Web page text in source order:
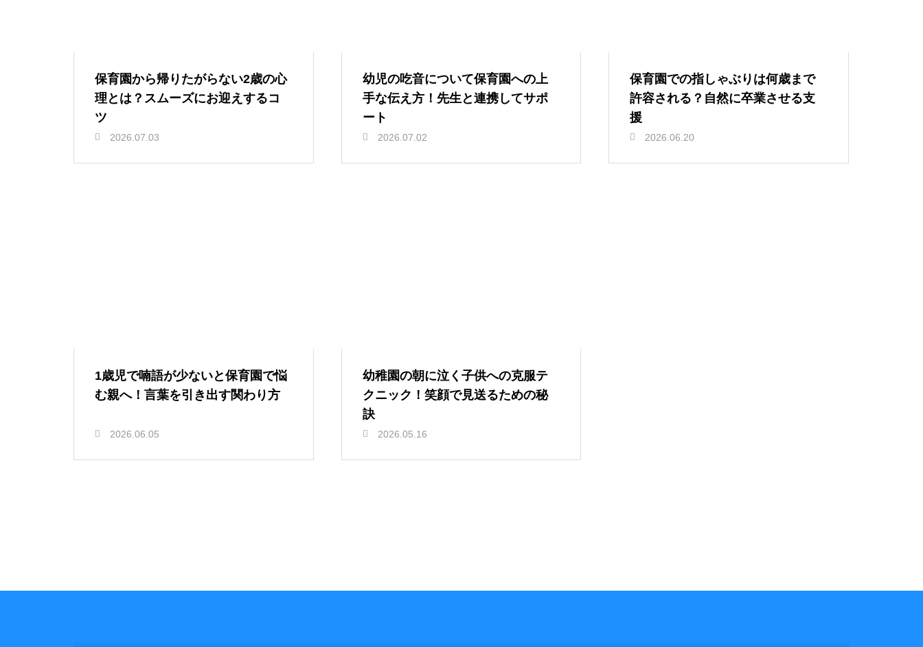
保育園から帰りたがらない2歳の心
理とは？スムーズにお迎えするコ
ツ
2026.07.03
幼児の吃音について保育園への上
手な伝え方！先生と連携してサポ
ート
2026.07.02
保育園での指しゃぶりは何歳まで
許容される？自然に卒業させる支
援
2026.06.20
1歳児で喃語が少ないと保育園で悩
む親へ！言葉を引き出す関わり方
2026.06.05
幼稚園の朝に泣く子供への克服テ
クニック！笑顔で見送るための秘
訣
2026.05.16